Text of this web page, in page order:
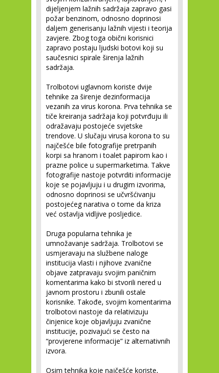
dijeljenjem lažnih sadržaja zapravo gasi
požar benzinom, odnosno doprinosi
daljem generisanju lažnih vijesti i teorija
zavjere. Zbog toga obični korisnici
zapravo postaju ljudski botovi koji su
saučesnici spirale širenja lažnih
sadržaja.
Trolbotovi uglavnom koriste dvije
tehnike za širenje dezinformacija
vezanih za virus korona. Prva tehnika se
tiče kreiranja sadržaja koji potvrđuju ili
odražavaju postojeće svjetske
trendove. U slučaju virusa korona to su
najčešće bile fotografije pretrpanih
korpi sa hranom i toalet papirom kao i
prazne police u supermarketima. Takve
fotografije nastoje potvrditi informacije
koje se pojavljuju i u drugim izvorima,
odnosno doprinosi se učvršćivanju
postojećeg narativa o tome da kriza
već ostavlja vidljive posljedice.
Druga popularna tehnika je
umnožavanje sadržaja. Trolbotovi se
usmjeravaju na službene naloge
institucija vlasti i njihove zvanične
objave zatpravaju svojim paničnim
komentarima kako bi stvorili nered u
javnom prostoru i zbunili ostale
korisnike. Takođe, svojim komentarima
trolbotovi nastoje da relativizuju
činjenice koje objavljuju zvanične
institucije, pozivajući se često na
“provjerene informacije” iz alternativnih
izvora.
Osim tehnika koje najčešće koriste,